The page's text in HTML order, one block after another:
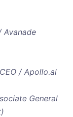
Avanade
/ Apollo.ai
General